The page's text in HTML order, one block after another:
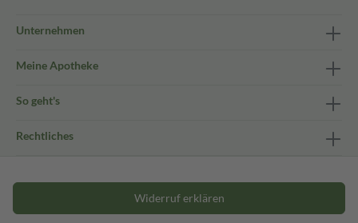
Unternehmen
Meine Apotheke
So geht's
Rechtliches
Widerruf erklären